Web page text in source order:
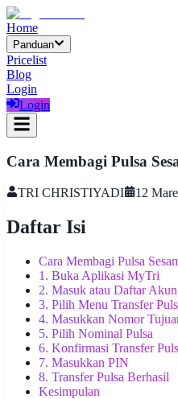
Home
Panduan
Pricelist
Blog
Login
Login
Cara Membagi Pulsa
TRI CHRISTIYADI 12
Daftar Isi
Cara Membagi Pulsa
1. Buka Aplikasi MyTri
2. Masuk atau Daftar Akun
3. Pilih Menu Transfer
4. Masukkan Nomor
5. Pilih Nominal Pulsa
6. Konfirmasi Transfer
7. Masukkan PIN
8. Transfer Pulsa Berhasil
Kesimpulan